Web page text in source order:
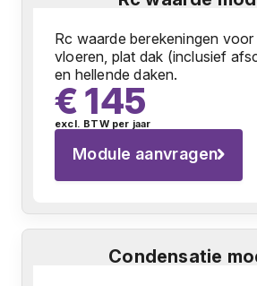
Rc waarde berekeningen voor
vloeren, plat dak (inclusief
en hellende daken.
€ 145
excl. BTW per jaar
Module aanvragen
Condensatie